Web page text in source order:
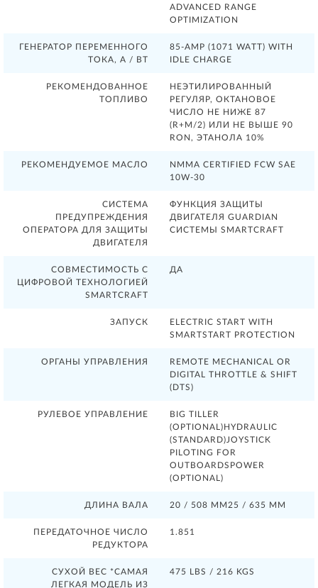
ADVANCED RANGE
OPTIMIZATION
ГЕНЕРАТОР ПЕРЕМЕННОГО
ТОКА, А / ВТ
85-AMP (1071 WATT) WITH
IDLE CHARGE
РЕКОМЕНДОВАННОЕ
ТОПЛИВО
НЕЭТИЛИРОВАННЫЙ
РЕГУЛЯР, ОКТАНОВОЕ
ЧИСЛО НЕ НИЖЕ 87
(R+M/2) ИЛИ НЕ ВЫШЕ 90
RON, ЭТАНОЛА 10%
РЕКОМЕНДУЕМОЕ МАСЛО
NMMA CERTIFIED FCW SAE
10W-30
СИСТЕМА
ПРЕДУПРЕЖДЕНИЯ
ОПЕРАТОРА ДЛЯ ЗАЩИТЫ
ДВИГАТЕЛЯ
ФУНКЦИЯ ЗАЩИТЫ
ДВИГАТЕЛЯ GUARDIAN
СИСТЕМЫ SMARTCRAFT
СОВМЕСТИМОСТЬ С
ЦИФРОВОЙ ТЕХНОЛОГИЕЙ
SMARTCRAFT
ДА
ЗАПУСК
ELECTRIC START WITH
SMARTSTART PROTECTION
ОРГАНЫ УПРАВЛЕНИЯ
REMOTE MECHANICAL OR
DIGITAL THROTTLE & SHIFT
(DTS)
РУЛЕВОЕ УПРАВЛЕНИЕ
BIG TILLER
(OPTIONAL)HYDRAULIC
(STANDARD)JOYSTICK
PILOTING FOR
OUTBOARDSPOWER
(OPTIONAL)
ДЛИНА ВАЛА 20 / 508 ММ25 / 635 ММ
ПЕРЕДАТОЧНОЕ ЧИСЛО
РЕДУКТОРА
1.851
СУХОЙ ВЕС *САМАЯ
ЛЕГКАЯ МОДЕЛЬ ИЗ
475 LBS / 216 KGS